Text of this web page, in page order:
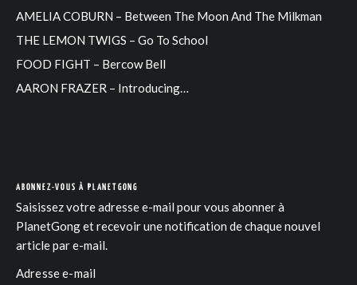
AMELIA COBURN – Between The Moon And The Milkman
THE LEMON TWIGS – Go To School
FOOD FIGHT – Bercow Bell
AARON FRAZER – Introducing…
ABONNEZ-VOUS À PLANETGONG
Saisissez votre adresse e-mail pour vous abonner à
PlanetGong et recevoir une notification de chaque nouvel
article par e-mail.